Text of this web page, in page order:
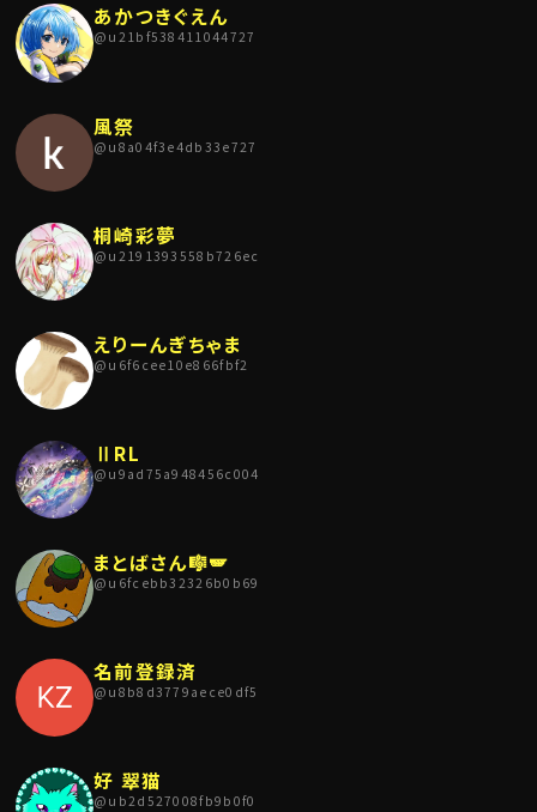
あかつきぐえん
@ u21bf538411044727
風祭
@ u8a04f3e4db33e727
桐崎彩夢
@ u2191393558b726ec
えりーんぎちゃま
@ u6f6cee10e866fbf2
ⅡRL
@ u9ad75a948456c004
まとばさん🎼🪽
@ u6fcebb32326b0b69
名前登録済
@ u8b8d3779aece0df5
好 翠猫
@ ub2d527008fb9b0f0